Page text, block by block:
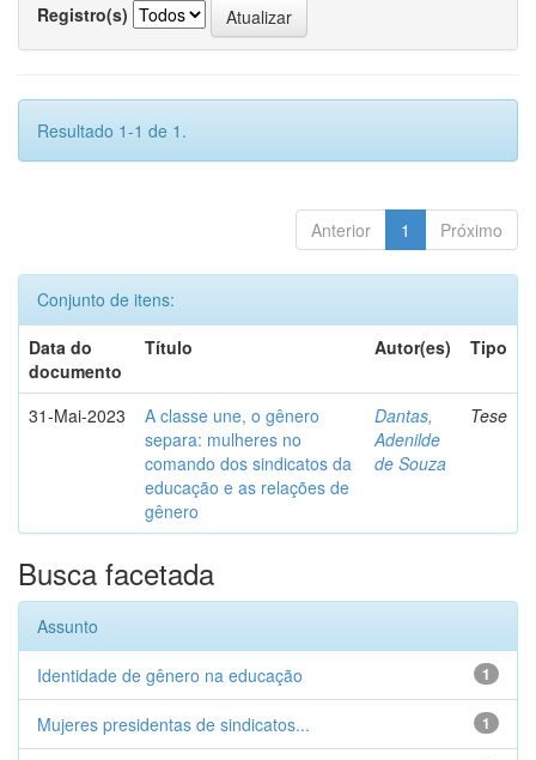
Registro(s)
Resultado 1-1 de 1.
Anterior 1 Próximo
Conjunto de itens:
Data do
documento
Título Autor(es) Tipo
31-Mai-2023
A classe une, o gênero
separa: mulheres no
comando dos sindicatos da
educação e as relações de
gênero
Dantas,
Adenilde
de Souza
Tese
Busca facetada
Assunto
1
Identidade de gênero na educação
1
Mujeres presidentas de sindicatos...